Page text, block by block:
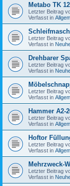
Metabo TK
Letzter Beitrag
Verfasst in
Letzter Beitrag
Verfasst in
Drehbarer
Letzter Beitrag
Verfasst in
Letzter Beitrag
Verfasst in
Hammer A2-
Letzter Beitrag
Verfasst in
Hoftor
Letzter Beitrag
Verfasst in
Mehrzweck-
Letzter Beitrag
Verfasst in